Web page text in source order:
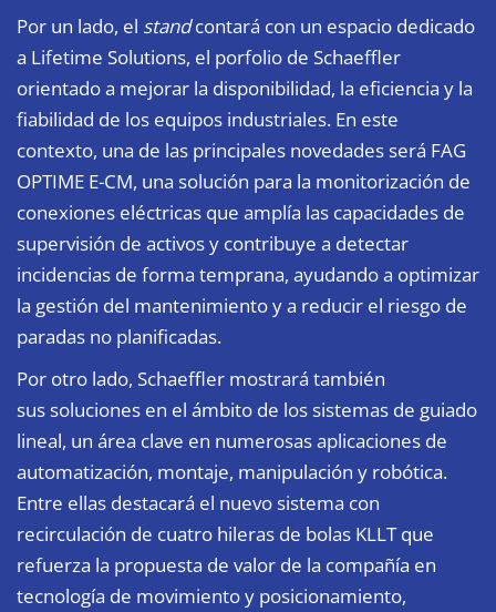
Por un lado, el standcontará con un espacio dedicado
a Lifetime Solutions, el porfolio de Schaeffler
orientado a mejorar la disponibilidad, la eficiencia y la
fiabilidad de los equipos industriales. En este
contexto, una de las principales novedades será FAG
OPTIME E-CM, una solución para la monitorización de
conexiones eléctricas que amplía las capacidades de
supervisión de activos y contribuye a detectar
incidencias de forma temprana, ayudando a optimizar
la gestión del mantenimiento y a reducir el riesgo de
paradas no planificadas.
Por otro lado, Schaeffler mostrará también
sus soluciones en el ámbito de los sistemas de guiado
lineal, un área clave en numerosas aplicaciones de
automatización, montaje, manipulación y robótica.
Entre ellas destacará el nuevo sistema con
recirculación de cuatro hileras de bolas KLLT que
refuerza la propuesta de valor de la compañía en
tecnología de movimiento y posicionamiento,